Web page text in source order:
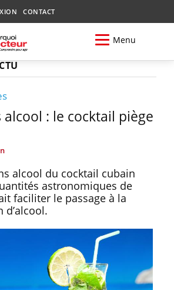
CONTACT
Menu
: le cocktail piège
alcool du cocktail cubain
astronomiques de
faciliter le passage à la